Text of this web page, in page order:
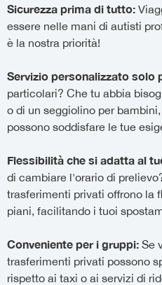
Sicurezza prima di tutto:
essere nelle mani di autisti
è la nostra priorità!
Servizio personalizzato solo
particolari? Che tu abbia
o di un seggiolino per
possono soddisfare le tue
Flessibilità che si adatta al
di cambiare l'orario di
trasferimenti privati offrono la
piani, facilitando i tuoi
Conveniente per i gruppi: Se
trasferimenti privati possono
rispetto ai taxi o ai servizi di